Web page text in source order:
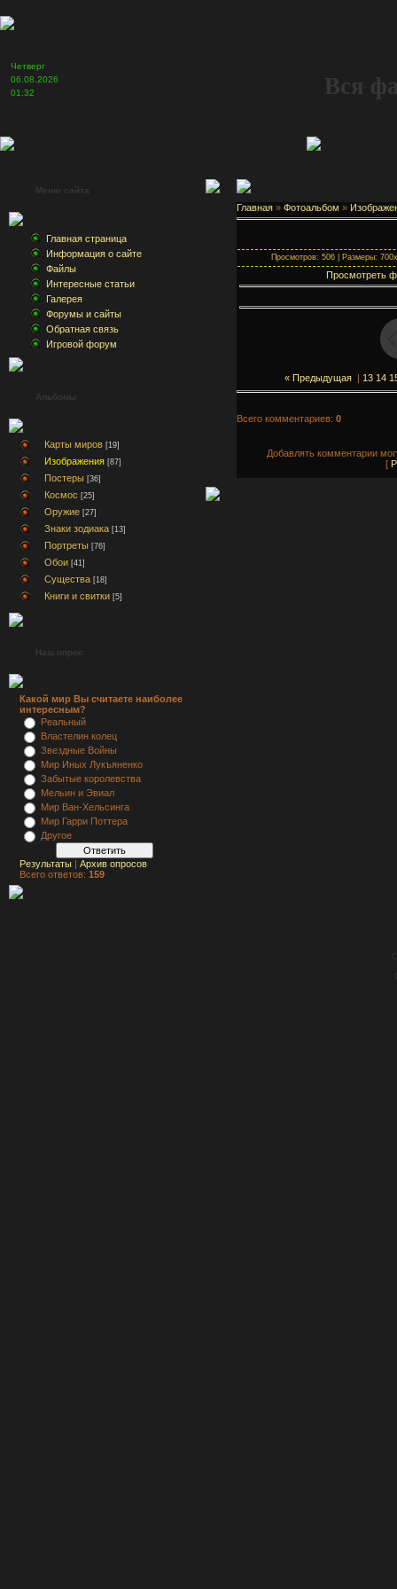
Четверг
06.08.2026
01:32
Вся
Меню сайта
Главная страница
Информация о сайте
Файлы
Интересные статьи
Галерея
Форумы и сайты
Обратная связь
Игровой форум
Альбомы
Карты миров [19]
Изображения [87]
Постеры [36]
Космос [25]
Оружие [27]
Знаки зодиака [13]
Портреты [76]
Обои [41]
Существа [18]
Книги и свитки [5]
Наш опрос
Какой мир Вы считаете наиболее
интересным?
Реальный
Властелин колец
Звездные Войны
Мир Иных Лукъяненко
Забытые королевства
Мельин и Эвиал
Мир Ван-Хельсинга
Мир Гарри Поттера
Другое
Результаты | Архив опросов
Всего ответов: 159
Главная » Фотоальбом »
Просмотров: 506 | Размеры:
Просмотреть
« Предыдущая | 13 14
Всего комментариев: 0
Добавлять комментарии
[